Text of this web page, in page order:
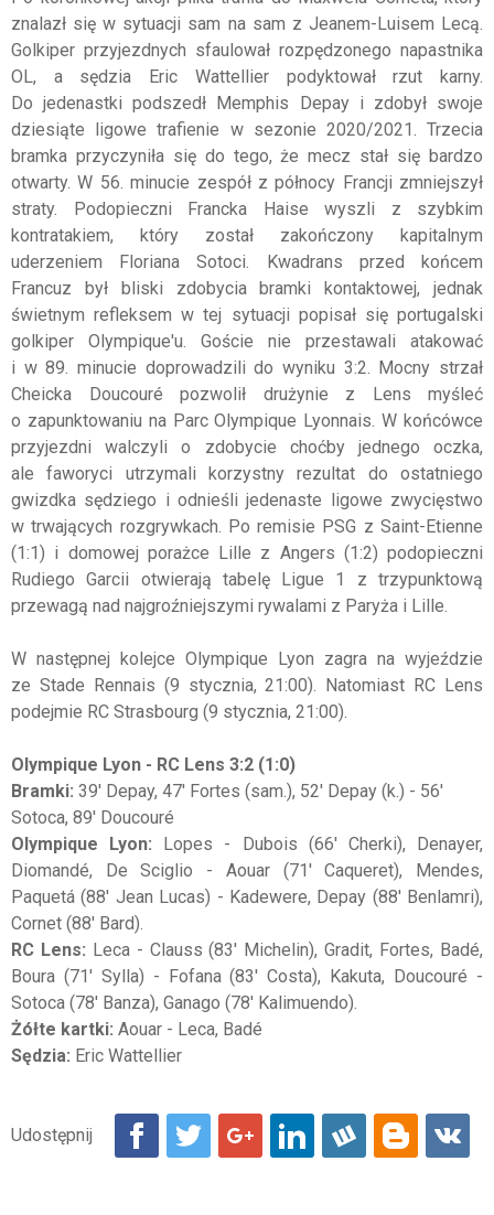
znalazł się w sytuacji sam na sam z Jeanem-Luisem Lecą.
Golkiper przyjezdnych sfaulował rozpędzonego napastnika
OL, a sędzia Eric Wattellier podyktował rzut karny.
Do jedenastki podszedł Memphis Depay i zdobył swoje
dziesiąte ligowe trafienie w sezonie 2020/2021. Trzecia
bramka przyczyniła się do tego, że mecz stał się bardzo
otwarty. W 56. minucie zespół z północy Francji zmniejszył
straty. Podopieczni Francka Haise wyszli z szybkim
kontratakiem, który został zakończony kapitalnym
uderzeniem Floriana Sotoci. Kwadrans przed końcem
Francuz był bliski zdobycia bramki kontaktowej, jednak
świetnym refleksem w tej sytuacji popisał się portugalski
golkiper Olympique'u. Goście nie przestawali atakować
i w 89. minucie doprowadzili do wyniku 3:2. Mocny strzał
Cheicka Doucouré pozwolił drużynie z Lens myśleć
o zapunktowaniu na Parc Olympique Lyonnais. W końcówce
przyjezdni walczyli o zdobycie choćby jednego oczka,
ale faworyci utrzymali korzystny rezultat do ostatniego
gwizdka sędziego i odnieśli jedenaste ligowe zwycięstwo
w trwających rozgrywkach. Po remisie PSG z Saint-Etienne
(1:1) i domowej porażce Lille z Angers (1:2) podopieczni
Rudiego Garcii otwierają tabelę Ligue 1 z trzypunktową
przewagą nad najgroźniejszymi rywalami z Paryża i Lille.
W następnej kolejce Olympique Lyon zagra na wyjeździe
ze Stade Rennais (9 stycznia, 21:00). Natomiast RC Lens
podejmie RC Strasbourg (9 stycznia, 21:00).
Olympique Lyon - RC Lens 3:2 (1:0)
Bramki: 39' Depay, 47' Fortes (sam.), 52' Depay (k.) - 56'
Sotoca, 89' Doucouré
Olympique Lyon: Lopes - Dubois (66' Cherki), Denayer,
Diomandé, De Sciglio - Aouar (71' Caqueret), Mendes,
Paquetá (88' Jean Lucas) - Kadewere, Depay (88' Benlamri),
Cornet (88' Bard).
RC Lens: Leca - Clauss (83' Michelin), Gradit, Fortes, Badé,
Boura (71' Sylla) - Fofana (83' Costa), Kakuta, Doucouré -
Sotoca (78' Banza), Ganago (78' Kalimuendo).
Żółte kartki: Aouar - Leca, Badé
Sędzia: Eric Wattellier